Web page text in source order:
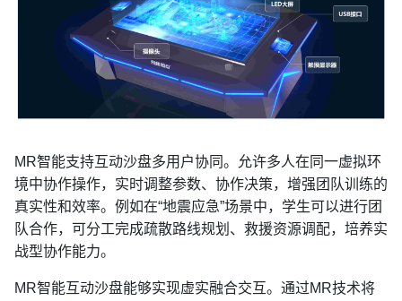
MR智能支持互动沙盘多用户协同。允许多人在同一虚拟环
境中协作操作，实时调整参数、协作决策，增强团队训练的
真实性和效率。例如在“地震应急”场景中，学生可以进行团
队合作，可分工完成疏散路线规划、救援资源调配，培养实
战型协作能力。
MR智能互动沙盘能够实现虚实融合交互。通过MR技术将